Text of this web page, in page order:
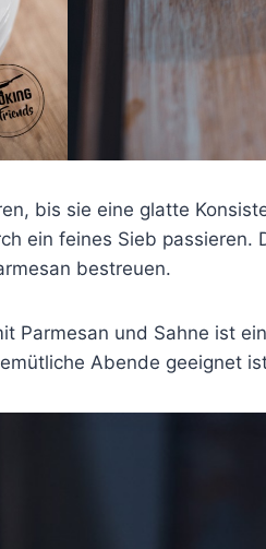
bis sie eine glatte
ein feines Sieb passieren.
bestreuen.
Parmesan und Sahne ist
Abende geeignet